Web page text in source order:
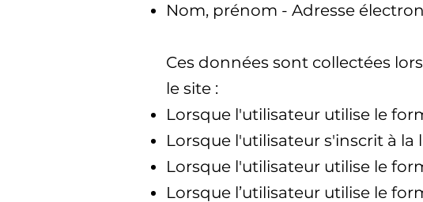
Nom, prénom - Adresse
Ces données sont collectées
le site :
Lorsque l'utilisateur utilise le
Lorsque l'utilisateur s'inscrit à
Lorsque l'utilisateur utilise le
Lorsque l’utilisateur utilise le